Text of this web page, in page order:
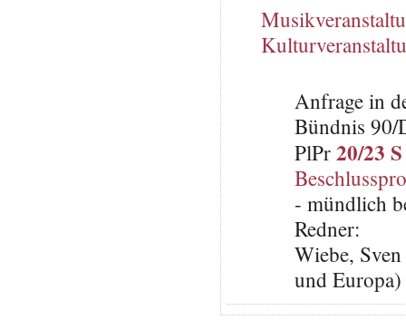
Anfrage in
Bündnis 90/
PlPr20/23 S
- mündlich
Redner:
Wiebe,
und